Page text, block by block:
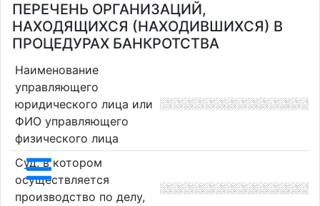
ПЕРЕЧЕНЬ ОРГАНИЗАЦИЙ,
НАХОДЯЩИХСЯ (НАХОДИВШИХСЯ) В
ПРОЦЕДУРАХ БАНКРОТСТВА
Наименование
управляющего
юридического лица или
ФИО управляющего
физического лица
Суд, в котором
осуществляется
производство по делу,